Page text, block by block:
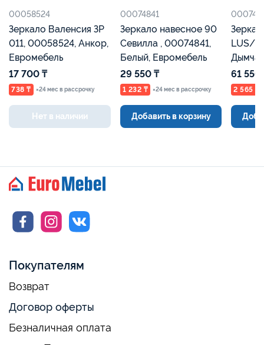
00058524
Зеркало Валенсия ЗР
011, 00058524, Анкор,
Евромебель
17 700 ₸
738 ₸ ×24 мес в рассрочку
Нет в наличии
00074841
Зеркало навесное 90
Севилла , 00074841,
Белый, Евромебель
29 550 ₸
1 232 ₸ ×24 мес в рассрочку
Добавить в корзину
LUS/
урбан
61 550
2 565 ₸
Покупателям
Возврат
Договор оферты
Безналичная оплата